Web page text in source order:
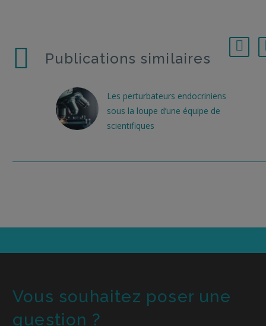
Publications similaires
Les perturbateurs endocriniens
sous la loupe d’une équipe de
scientifiques
Vous souhaitez poser une
question ?